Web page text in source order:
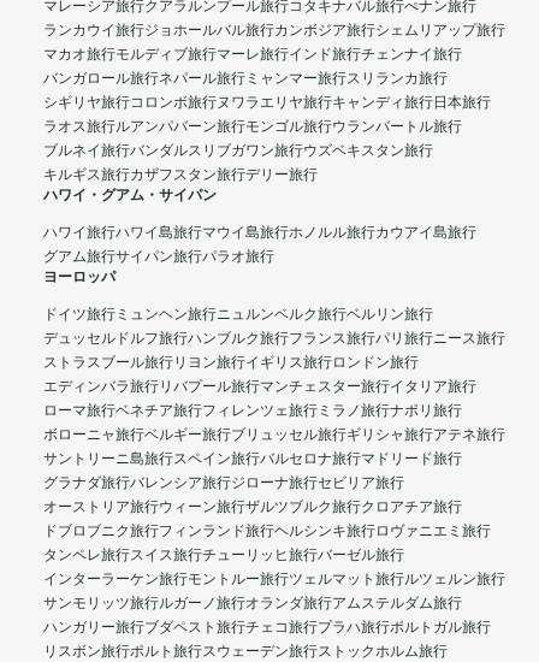
マレーシア旅行クアラルンプール旅行コタキナバル旅行ぺナン旅行
ランカウイ旅行ジョホールバル旅行カンボジア旅行シェムリアップ旅行
マカオ旅行モルディブ旅行マーレ旅行インド旅行チェンナイ旅行
バンガロール旅行ネパール旅行 ミャンマー旅行スリランカ旅行
シギリヤ旅行コロンボ旅行ヌワラエリヤ旅行キャンディ旅行日本旅行
ラオス旅行ルアンパバーン旅行モンゴル旅行ウランバートル旅行
ブルネイ旅行バンダルスリブガワン旅行ウズベキスタン旅行
キルギス旅行カザフスタン旅行デリー旅行
ハワイ・グアム・サイパン
ハワイ旅行ハワイ島旅行マウイ島旅行ホノルル旅行カウアイ島旅行
グアム旅行サイパン旅行パラオ旅行
ヨーロッパ
ドイツ旅行 ミュンヘン旅行ニュルンベルク旅行ベルリン旅行
デュッセルドルフ旅行ハンブルク旅行フランス旅行パリ旅行ニース旅行
ストラスブール旅行リヨン旅行イギリス旅行ロンドン旅行
エディンバラ旅行リバプール旅行マンチェスター旅行イタリア旅行
ローマ旅行ベネチア旅行フィレンツェ旅行 ミラノ旅行ナポリ旅行
ボローニャ旅行ベルギー旅行ブリュッセル旅行ギリシャ旅行アテネ旅行
サントリーニ島旅行スペイン旅行バルセロナ旅行マドリード旅行
グラナダ旅行バレンシア旅行ジローナ旅行セビリア旅行
オーストリア旅行ウィーン旅行ザルツブルク旅行クロアチア旅行
ドブロブニク旅行フィンランド旅行ヘルシンキ旅行ロヴァニエミ旅行
タンペレ旅行スイス旅行チューリッヒ旅行バーゼル旅行
インターラーケン旅行モントルー旅行ツェルマット旅行ルツェルン旅行
サンモリッツ旅行ルガーノ旅行オランダ旅行アムステルダム旅行
ハンガリー旅行ブダペスト旅行チェコ旅行プラハ旅行ポルトガル旅行
リスボン旅行ポルト旅行スウェーデン旅行ストックホルム旅行